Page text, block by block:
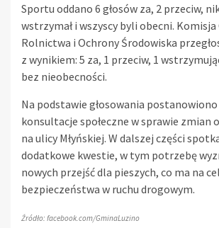
Sportu oddano 6 głosów za, 2 przeciw,
wstrzymał i wszyscy byli obecni. Komisja
Rolnictwa i Ochrony Środowiska
z wynikiem: 5 za, 1 przeciw, 1
bez nieobecności.
Na podstawie głosowania
konsultacje społeczne w sprawie zmian
na ulicy Młyńskiej. W dalszej części
dodatkowe kwestie, w tym potrzebę
nowych przejść dla pieszych, co ma na
bezpieczeństwa w ruchu drogowym.
Źródło: facebook.com/GminaLuzino